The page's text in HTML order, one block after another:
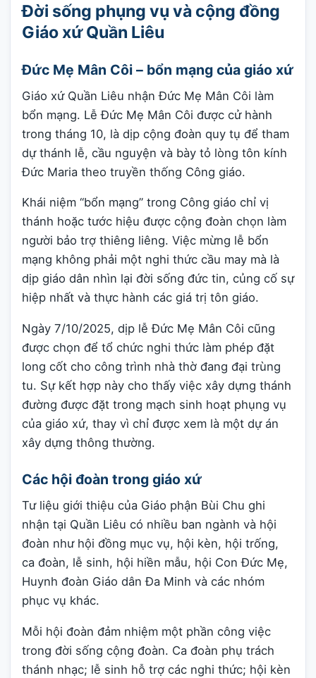
Đời sống phụng vụ và cộng đồng
Giáo xứ Quần Liêu
Đức Mẹ Mân Côi – bổn mạng của giáo xứ
Giáo xứ Quần Liêu nhận Đức Mẹ Mân Côi làm
bổn mạng. Lễ Đức Mẹ Mân Côi được cử hành
trong tháng 10, là dịp cộng đoàn quy tụ để tham
dự thánh lễ, cầu nguyện và bày tỏ lòng tôn kính
Đức Maria theo truyền thống Công giáo.
Khái niệm “bổn mạng” trong Công giáo chỉ vị
thánh hoặc tước hiệu được cộng đoàn chọn làm
người bảo trợ thiêng liêng. Việc mừng lễ bổn
mạng không phải một nghi thức cầu may mà là
dịp giáo dân nhìn lại đời sống đức tin, củng cố sự
hiệp nhất và thực hành các giá trị tôn giáo.
Ngày 7/10/2025, dịp lễ Đức Mẹ Mân Côi cũng
được chọn để tổ chức nghi thức làm phép đặt
long cốt cho công trình nhà thờ đang đại trùng
tu. Sự kết hợp này cho thấy việc xây dựng thánh
đường được đặt trong mạch sinh hoạt phụng vụ
của giáo xứ, thay vì chỉ được xem là một dự án
xây dựng thông thường.
Các hội đoàn trong giáo xứ
Tư liệu giới thiệu của Giáo phận Bùi Chu ghi
nhận tại Quần Liêu có nhiều ban ngành và hội
đoàn như hội đồng mục vụ, hội kèn, hội trống,
ca đoàn, lễ sinh, hội hiền mẫu, hội Con Đức Mẹ,
Huynh đoàn Giáo dân Đa Minh và các nhóm
phục vụ khác.
Mỗi hội đoàn đảm nhiệm một phần công việc
trong đời sống cộng đoàn. Ca đoàn phụ trách
thánh nhạc; lễ sinh hỗ trợ các nghi thức; hội kèn